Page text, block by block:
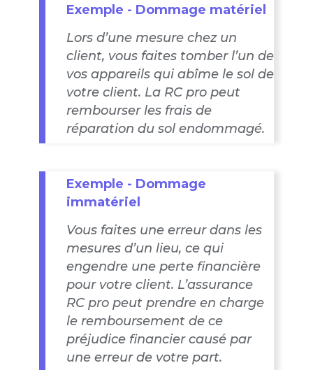
Exemple - Dommage matériel
Lors d’une mesure chez un
client, vous faites tomber l’un de
vos appareils qui abîme le sol de
votre client. La RC pro peut
rembourser les frais de
réparation du sol endommagé.
Exemple - Dommage
immatériel
Vous faites une erreur dans les
mesures d’un lieu, ce qui
engendre une perte financière
pour votre client. L’assurance
RC pro peut prendre en charge
le remboursement de ce
préjudice financier causé par
une erreur de votre part.